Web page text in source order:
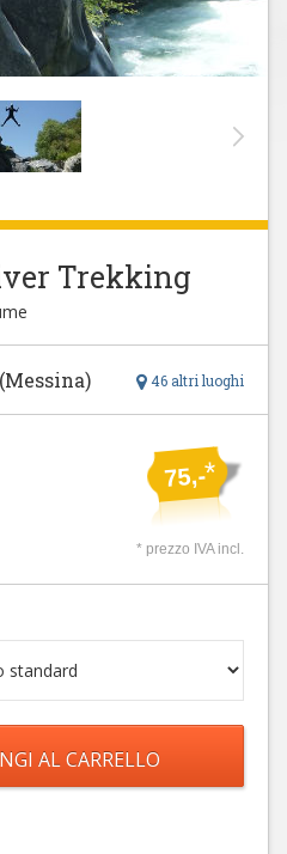
Trekking
46 altri luoghi
75,-*
* prezzo IVA incl.